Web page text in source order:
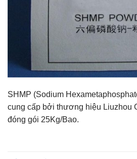
SHMP (Sodium
cung cấp bởi thương hiệu Liuzhou
đóng gói 25Kg/Bao.